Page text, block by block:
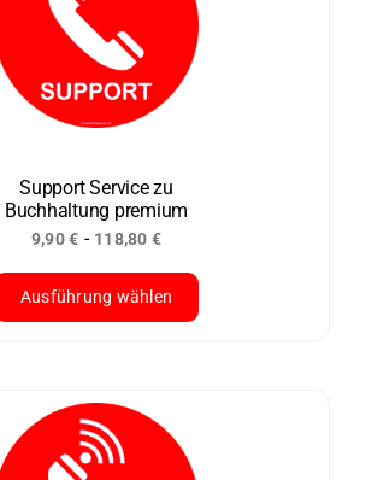
Optionen
können
Produktseite
gewählt
Support Service zu
Buchhaltung premium
9,90€ - 118,80 €
Ausführung wählen
mehrere
Varianten